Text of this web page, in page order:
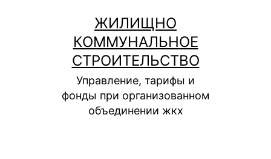
содержимому
ЖИЛИЩНО
КОММУНАЛЬНОЕ
СТРОИТЕЛЬСТВО
Управление, тарифы и
фонды при организованном
объединении жкх